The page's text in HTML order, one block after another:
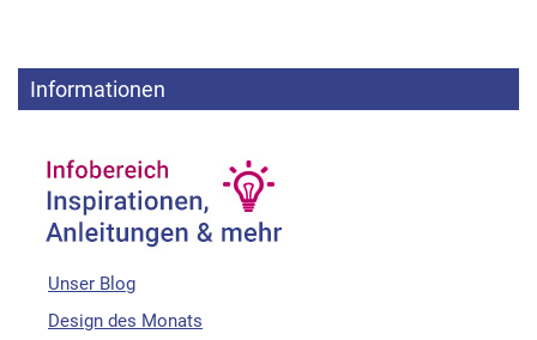
Informationen
Unser Blog
Design des Monats